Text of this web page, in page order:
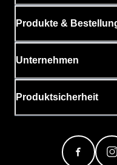
Produkte &
Unternehmen
Produktsicherheit